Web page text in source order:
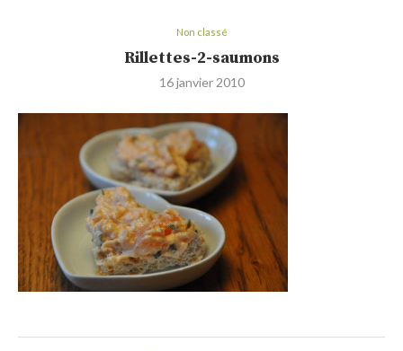
Non classé
Rillettes-2-saumons
16 janvier 2010